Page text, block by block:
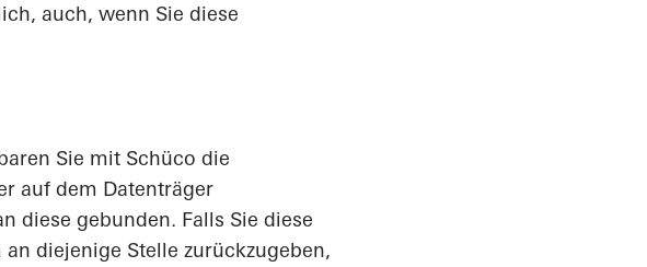
auch, wenn Sie diese
Sie mit Schüco die
auf dem Datenträger
diese gebunden. Falls Sie diese
diejenige Stelle zurückzugeben,